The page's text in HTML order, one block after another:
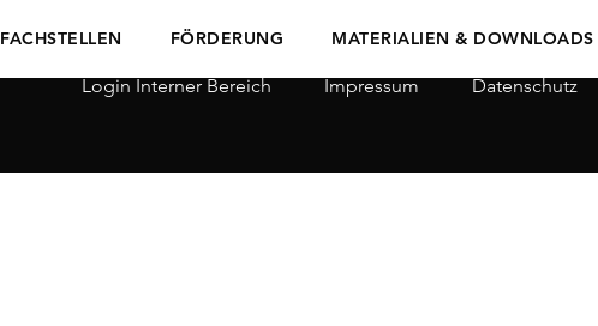
FACHSTELLEN FÖRDERUNG MATERIALIEN & DOWNLOADS
Login Interner Bereich Impressum Datenschutz